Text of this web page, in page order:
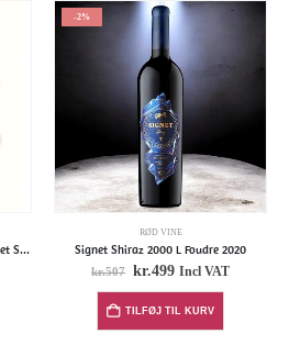
Fratelli Sette (Sangiovese + Cabernet Sauvignon)
-2%
RØD VINE
Signet Shiraz 2000 L Foudre 2020
kr.507 kr.499 Incl VAT
TILFØJ TIL KURV